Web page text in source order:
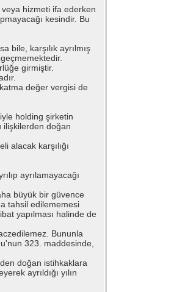
hizmeti ifa ederken
kesindir. Bu
bile, karşılık ayrılmış
girmiştir.
değer vergisi de
holding şirketin
ilişkilerden doğan
alacak karşılığı
ayrılamayacağı
büyük bir güvence
tahsil edilememesi
yapılması halinde de
Bununla
323. maddesinde,
doğan istihkaklara
ayrıldığı yılın